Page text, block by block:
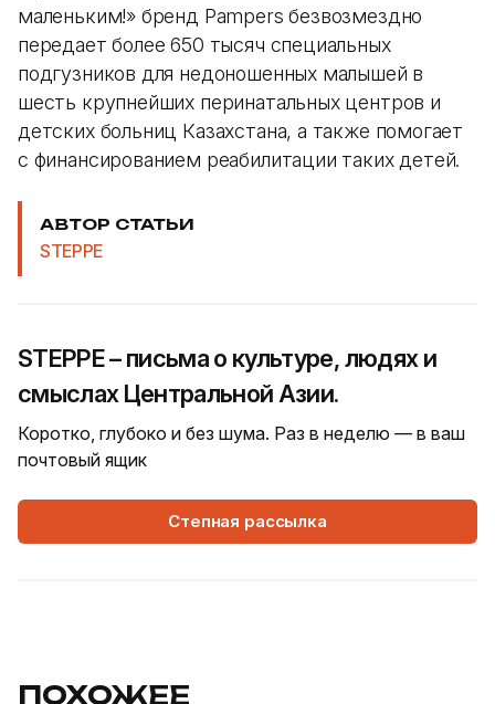
маленьким!» бренд Pampers безвозмездно
передает более 650 тысяч специальных
подгузников для недоношенных малышей в
шесть крупнейших перинатальных центров и
детских больниц Казахстана, а также помогает
с финансированием реабилитации таких детей.
АВТОР СТАТЬИ
STEPPE
STEPPE – письма о культуре, людях и
смыслах Центральной Азии.
Коротко, глубоко и без шума. Раз в неделю — в ваш
почтовый ящик
Степная рассылка
ПОХОЖЕЕ